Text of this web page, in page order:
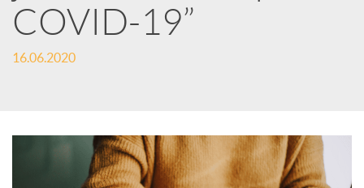
e
COVID-19”
16.06.2020